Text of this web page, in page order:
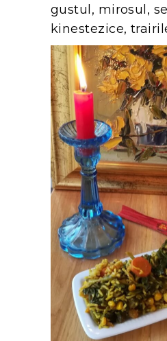
gustul, mirosul,
kinestezice,